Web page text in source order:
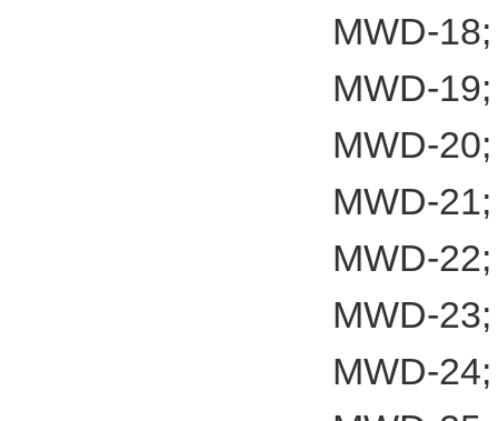
MWD-
MWD-
MWD-
MWD-
MWD-
MWD-
MWD-